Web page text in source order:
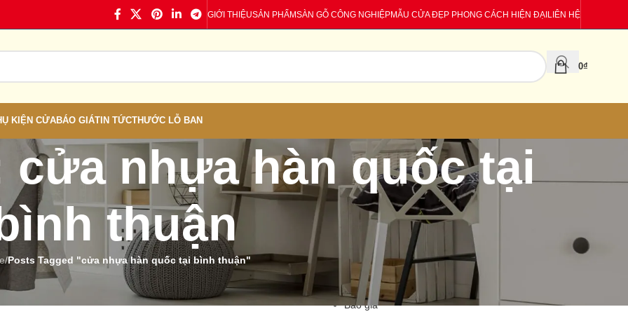
GIỚI THIỆUSẢN PHẨMSÀN GỖ CÔNG NGHIỆPMẪU CỬA ĐẸP PHONG CÁCH HIỆN ĐẠILIÊN HỆ
0₫
KIỆN CỬABÁO GIÁTIN TỨCTHƯỚC LỖ BAN
cửa nhựa hàn quốc tại
thuận
/Posts Tagged "cửa nhựa hàn quốc tại bình thuận"
CATEGORIES
Báo giá